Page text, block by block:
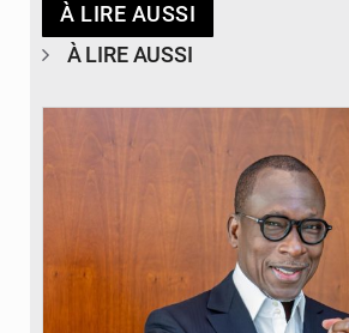
À LIRE AUSSI
À LIRE AUSSI